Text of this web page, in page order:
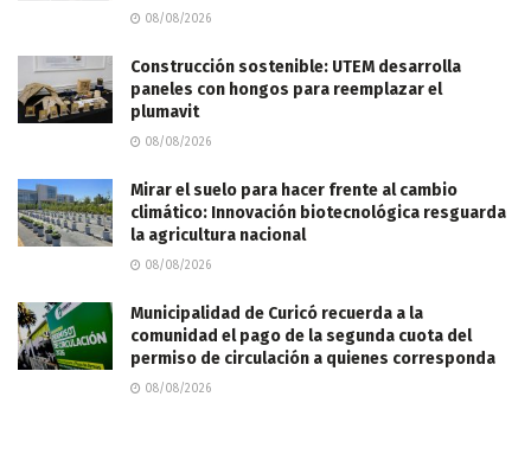
08/08/2026
Construcción sostenible: UTEM desarrolla
paneles con hongos para reemplazar el
plumavit
08/08/2026
Mirar el suelo para hacer frente al cambio
climático: Innovación biotecnológica resguarda
la agricultura nacional
08/08/2026
Municipalidad de Curicó recuerda a la
comunidad el pago de la segunda cuota del
permiso de circulación a quienes corresponda
08/08/2026